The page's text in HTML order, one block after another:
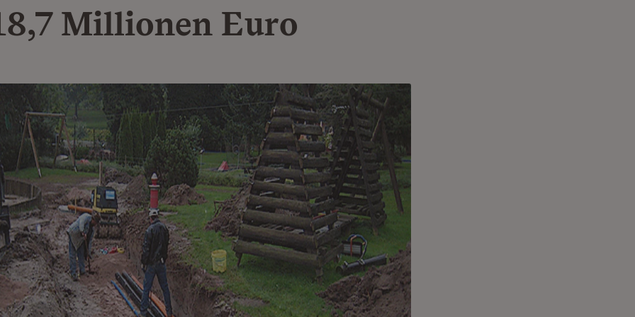
Millionen Euro